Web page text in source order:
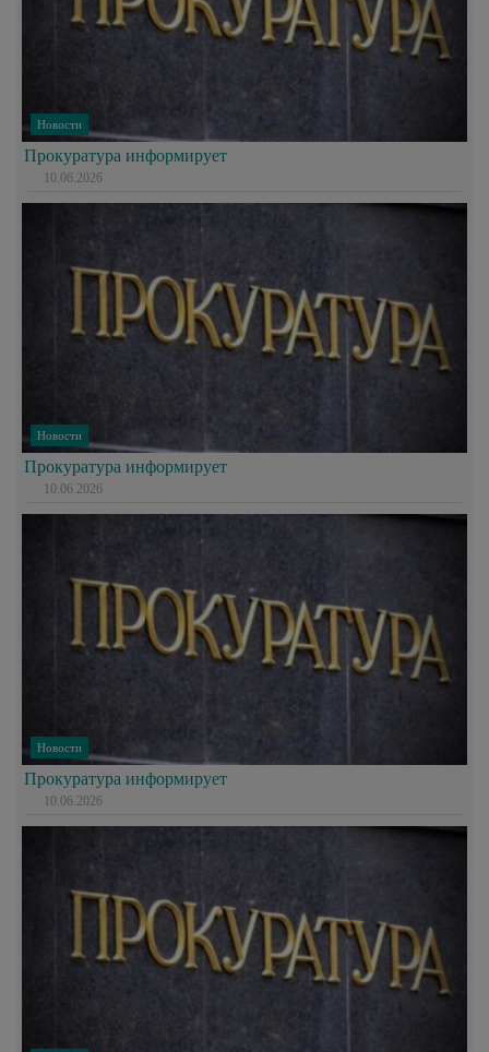
Новости
Прокуратура информирует
10.06.2026
Новости
Прокуратура информирует
10.06.2026
Новости
Прокуратура информирует
10.06.2026